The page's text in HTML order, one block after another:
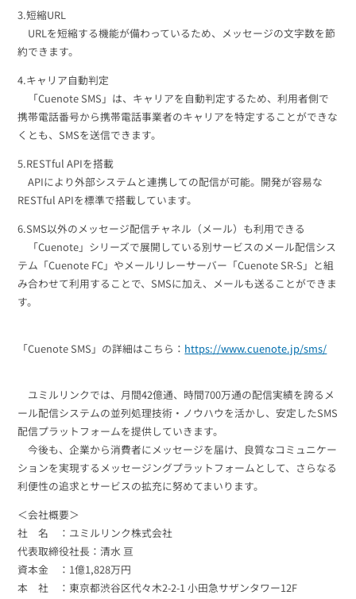
3.短縮URL
URLを短縮する機能が備わっているため、メッセージの文字数を節
約できます。
4.キャリア自動判定
「Cuenote SMS」は、キャリアを自動判定するため、利用者側で
携帯電話番号から携帯電話事業者のキャリアを特定することができな
くとも、SMSを送信できます。
5.RESTful APIを搭載
APIにより外部システムと連携しての配信が可能。開発が容易な
RESTful APIを標準で搭載しています。
6.SMS以外のメッセージ配信チャネル（メール）も利用できる
「Cuenote」シリーズで展開している別サービスのメール配信シス
テム「Cuenote FC」やメールリレーサーバー「Cuenote SR-S」と組
み合わせて利用することで、SMSに加え、メールも送ることができま
す。
「Cuenote SMS」の詳細はこちら： https://www.cuenote.jp/sms/
ユミルリンクでは、月間42億通、時間700万通の配信実績を誇るメ
ール配信システムの並列処理技術・ノウハウを活かし、安定したSMS
配信プラットフォームを提供していきます。
今後も、企業から消費者にメッセージを届け、良質なコミュニケー
ションを実現するメッセージングプラットフォームとして、さらなる
利便性の追求とサービスの拡充に努めてまいります。
＜会社概要＞
社 名 ：ユミルリンク株式会社
代表取締役社長：清水 亘
資本金 ：1億1,828万円
本 社 ：東京都渋谷区代々木2-2-1 小田急サザンタワー12F